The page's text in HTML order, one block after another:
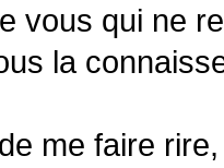
vous qui ne
la
me faire